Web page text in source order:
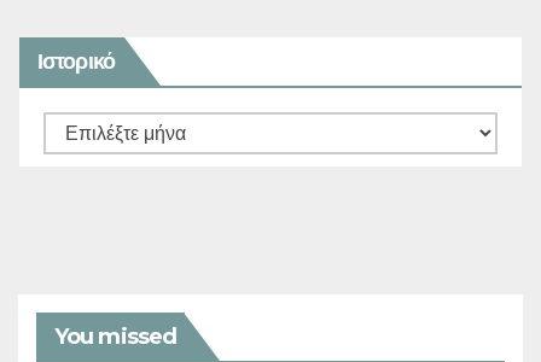
Ιστορικό
Ιστορικό
You missed